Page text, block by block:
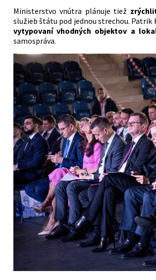
Ministerstvo vnútra plánuje tiež
služieb štátu pod jednou strechou.
vytypovaní vhodných objektov a
samospráva.